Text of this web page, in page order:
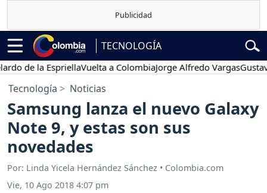
TECNOLOGÍA
la EspriellaVuelta a ColombiaJorge Alfredo VargasGustavo
Tecnología Noticias
Samsung lanza el nuevo Galaxy
Note 9, y estas son sus
novedades
Por: Linda Yicela Hernández Sánchez • Colombia.com
Vie, 10 Ago 2018 4:07 pm